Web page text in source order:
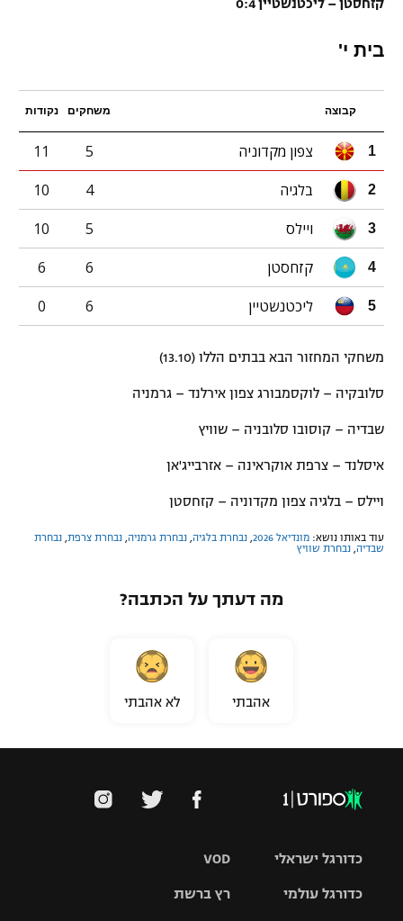
קזחסטן – ליכטנשטיין 0:4
בית י'
קבוצה משחקים נקודות
1 צפון מקדוניה 5
11
2 בלגיה 4
10
3 ויילס 5
10
4 קזחסטן 6
6
5 ליכטנשטיין 6
0
משחקי המחזור הבא בבתים הללו (13.10)
סלובקיה – לוקסמבורג צפון אירלנד – גרמניה
שבדיה – קוסובו סלובניה – שוויץ
איסלנד – צרפת אוקראינה – אזרבייג'אן
ויילס – בלגיה צפון מקדוניה – קזחסטן
עוד באותו נושא: מונדיאל 2026 , נבחרת בלגיה, נבחרת גרמניה, נבחרת צרפת, נבחרת
שבדיה, נבחרת שוויץ
מה דעתך על הכתבה?
אהבתי לא אהבתי
VOD
רץ ברשת
כדורגל ישראלי
כדורגל עולמי